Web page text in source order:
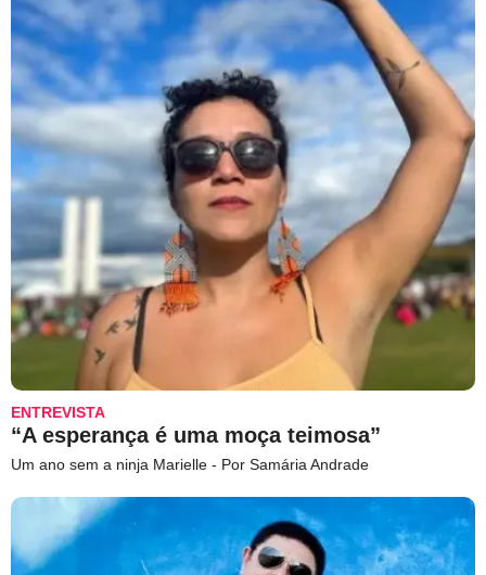
ENTREVISTA
“A esperança é uma moça teimosa”
Um ano sem a ninja Marielle - Por Samária Andrade